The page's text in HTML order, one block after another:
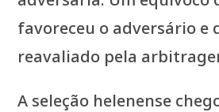
favoreceu o adversário e
reavaliado pela
A seleção helenense